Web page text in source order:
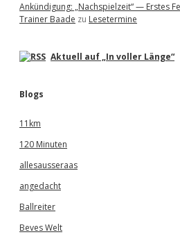
Ankündigung: „Nachspielzeit“ — Erstes
Trainer Baade zu Lesetermine
Aktuell auf „In voller Länge“
Blogs
11km
120 Minuten
allesausseraas
angedacht
Ballreiter
Beves Welt